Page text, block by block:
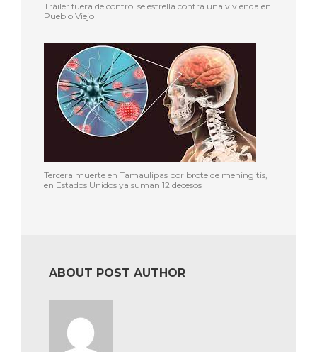
Tráiler fuera de control se estrella contra una vivienda en
Pueblo Viejo
Tercera muerte en Tamaulipas por brote de meningitis,
en Estados Unidos ya suman 12 decesos
ABOUT POST AUTHOR